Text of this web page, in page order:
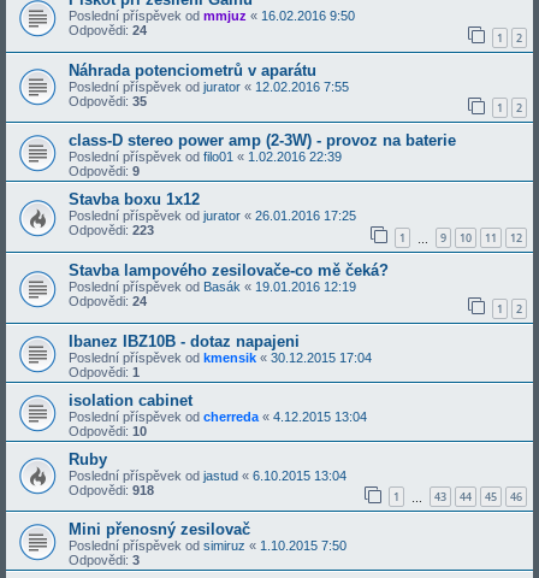
Poslední příspěvek od mmjuz « 16.02.2016 9:50
Odpovědi: 24 1 2
Náhrada potenciometrů v aparátu
Poslední příspěvek od jurator « 12.02.2016 7:55
Odpovědi: 35 1 2
class-D stereo power amp (2-3W) - provoz na baterie
Poslední příspěvek od filo01 « 1.02.2016 22:39
Odpovědi: 9
Stavba boxu 1x12
Poslední příspěvek od jurator « 26.01.2016 17:25
Odpovědi: 223 1 9 10 11 12
Stavba lampového zesilovače-co mě čeká?
Poslední příspěvek od Basák « 19.01.2016 12:19
Odpovědi: 24 1 2
Ibanez IBZ10B - dotaz napajeni
Poslední příspěvek od kmensik « 30.12.2015 17:04
Odpovědi: 1
isolation cabinet
Poslední příspěvek od cherreda « 4.12.2015 13:04
Odpovědi: 10
Ruby
Poslední příspěvek od jastud « 6.10.2015 13:04
Odpovědi: 918 1 43 44 45 46
Mini přenosný zesilovač
Poslední příspěvek od simiruz « 1.10.2015 7:50
Odpovědi: 3